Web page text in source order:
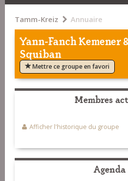
Tamm-Kreiz Annuaire
Yann-Fanch Kemener
Squiban
Mettre ce groupe en favori
Membres
Afficher l'historique du groupe
Agenda